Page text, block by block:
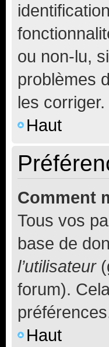
ou non-lu,
problèmes
les corriger.
Haut
Comment
Tous vos
base de
l’utilisateur
forum).
Haut